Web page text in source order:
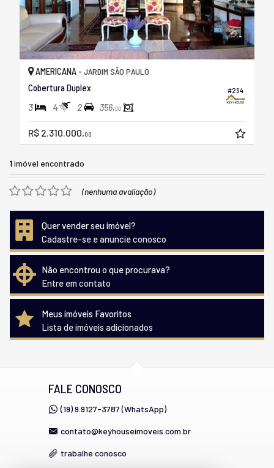
#294
AMERICANA - JARDIM SÃO PAULO
Cobertura Duplex
3 4 2 356,00
R$ 2.310.000,00
1imóvel encontrado
(nenhuma avaliação)
Quer vender seu imóvel?
Cadastre-se e anuncie conosco
Não encontrou o que procurava?
Entre em contato
Meus imóveis Favoritos
Lista de imóveis adicionados
FALE CONOSCO
(19) 9.9127-3787 (WhatsApp)
contato@keyhouseimoveis.com.br
trabalhe conosco